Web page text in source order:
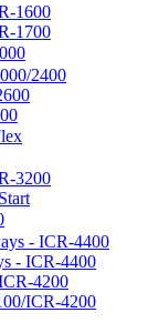
1600
1700
2400
3200
- ICR-4400
- ICR-4400
4200
ICR-4200